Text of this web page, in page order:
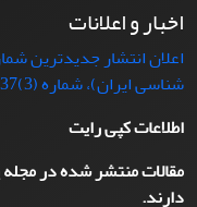
اخبار و اعلانات
اعلان انتشار جدیدترین
شناسی ایران)، شماره (3)37
اطلاعات کپی رایت
مقالات منتشر شده در
دارند.